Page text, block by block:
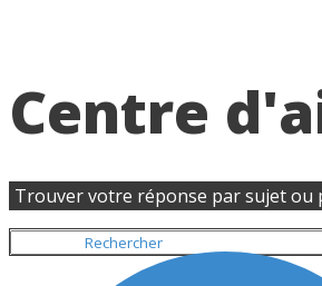
Centre
Trouver votre réponse par sujet ou